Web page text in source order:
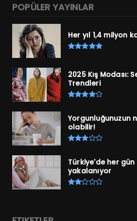
POPÜLER YAYINLAR
Her yıl 1,4 milyon
2025 Kış Modası:
Trendleri
Yorgunluğunuzun
olabilir!
Türkiye'de her
yakalanıyor